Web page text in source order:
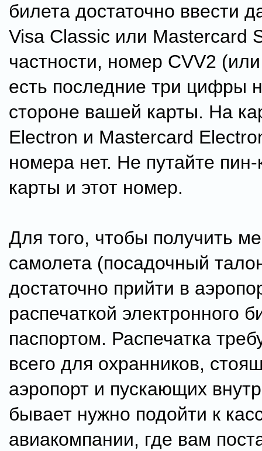
билета достаточно ввести
Visa Classic или Mastercard
частности, номер CVV2
есть последние три цифры
стороне вашей карты. На
Electron и Mastercard
номера нет. Не путайте
карты и этот номер.
Для того, чтобы получить
самолета (посадочный
достаточно прийти в
распечаткой электронного
паспортом. Распечатка
всего для охранников,
аэропорт и пускающих
бывает нужно подойти к
авиакомпании, где вам